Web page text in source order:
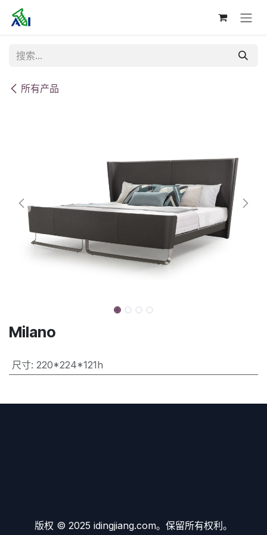
跳至内容
所有产品
Milano
尺寸: 220*224*121h
版权 © 2025 idingjiang.com。保留所有权利。